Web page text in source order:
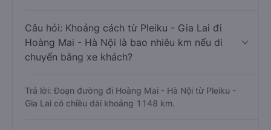
Câu hỏi: Khoảng cách từ Pleiku - Gia Lai đi
Hoàng Mai - Hà Nội là bao nhiêu km nếu di
chuyển bằng xe khách?
Trả lời: Đoạn đường đi Hoàng Mai - Hà Nội từ Pleiku -
Gia Lai có chiều dài khoảng 1148 km.